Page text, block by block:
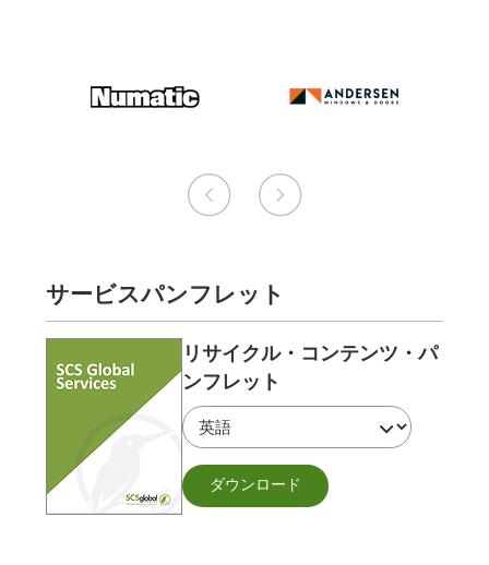
サービスパンフレット
リサイクル・コンテンツ・パ
ンフレット
ダウンロード